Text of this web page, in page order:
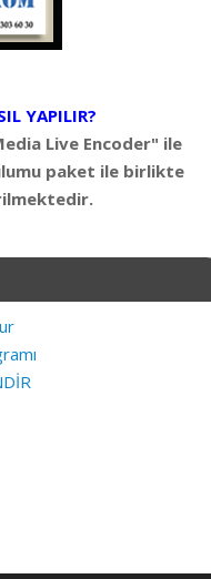
YAPILIR?
Live Encoder" ile
paket ile birlikte